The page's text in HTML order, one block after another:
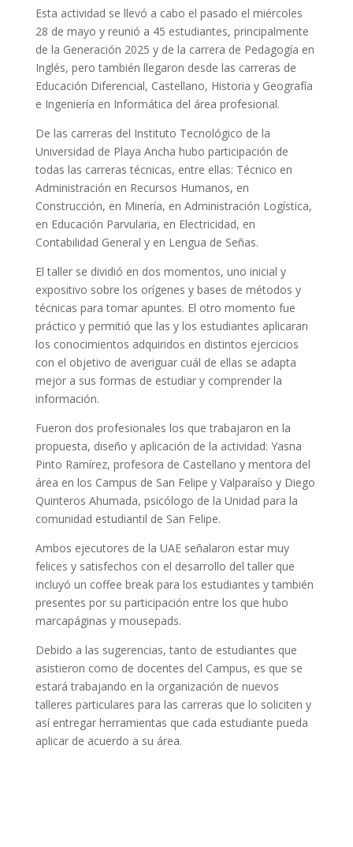
Esta actividad se llevó a cabo el pasado el miércoles
28 de mayo y reunió a 45 estudiantes, principalmente
de la Generación 2025 y de la carrera de Pedagogía en
Inglés, pero también llegaron desde las carreras de
Educación Diferencial, Castellano, Historia y Geografía
e Ingeniería en Informática del área profesional.
De las carreras del Instituto Tecnológico de la
Universidad de Playa Ancha hubo participación de
todas las carreras técnicas, entre ellas: Técnico en
Administración en Recursos Humanos, en
Construcción, en Minería, en Administración Logística,
en Educación Parvularia, en Electricidad, en
Contabilidad General y en Lengua de Señas.
El taller se dividió en dos momentos, uno inicial y
expositivo sobre los orígenes y bases de métodos y
técnicas para tomar apuntes. El otro momento fue
práctico y permitió que las y los estudiantes aplicaran
los conocimientos adquiridos en distintos ejercicios
con el objetivo de averiguar cuál de ellas se adapta
mejor a sus formas de estudiar y comprender la
información.
Fueron dos profesionales los que trabajaron en la
propuesta, diseño y aplicación de la actividad: Yasna
Pinto Ramírez, profesora de Castellano y mentora del
área en los Campus de San Felipe y Valparaíso y Diego
Quinteros Ahumada, psicólogo de la Unidad para la
comunidad estudiantil de San Felipe.
Ambos ejecutores de la UAE señalaron estar muy
felices y satisfechos con el desarrollo del taller que
incluyó un coffee break para los estudiantes y también
presentes por su participación entre los que hubo
marcapáginas y mousepads.
Debido a las sugerencias, tanto de estudiantes que
asistieron como de docentes del Campus, es que se
estará trabajando en la organización de nuevos
talleres particulares para las carreras que lo soliciten y
así entregar herramientas que cada estudiante pueda
aplicar de acuerdo a su área.